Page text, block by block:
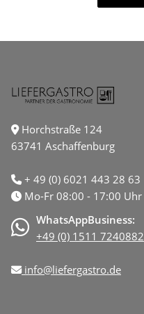
Horchstraße 124
63741 Aschaffenburg
+ 49 (0) 6021 443 28 63
Mo-Fr 08:00 - 17:00 Uhr
WhatsAppBusiness:
+49 (0) 1511 7240882
info@liefergastro.de